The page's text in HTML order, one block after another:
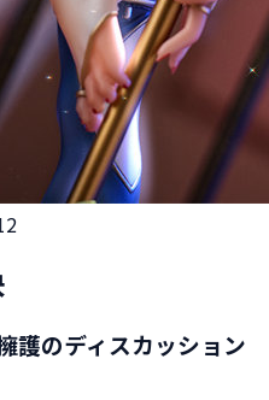
護のディスカッション